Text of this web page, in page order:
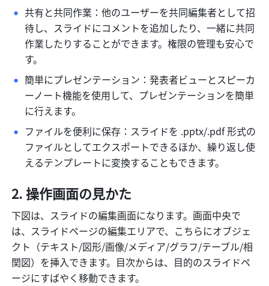
共有と共同作業：他のユーザーを共同編集者として招
待し、スライドにコメントを追加したり、一緒に共同
作業したりすることができます。権限の管理も安心で
す。
簡単にプレゼンテーション：発表者ビューとスピーカ
ーノート機能を使用して、プレゼンテーションを簡単
に行えます。
ファイルを便利に保存：スライドを .pptx/.pdf 形式の
ファイルとしてエクスポートできるほか、繰り返し使
えるテンプレートに変換することもできます。
操作画面の見かた
下図は、スライドの編集画面になります。画面中央で
は、スライドページの編集エリアで、こちらにオブジェ
クト（テキスト/図形/画像/メディア/グラフ/テーブル/相
関図）を挿入できます。目次からは、目的のスライドペ
ージにすばやく移動できます。